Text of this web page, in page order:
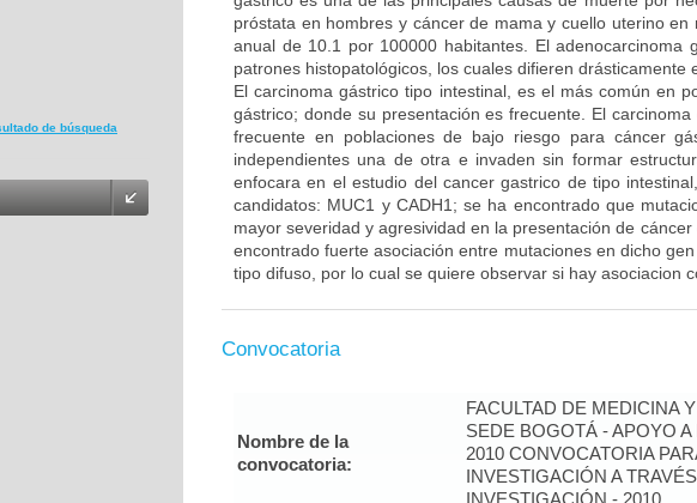
de búsqueda
próstata en hombres y cáncer de mama y cuello uterino
anual de 10.1 por 100000 habitantes. El adenocarcinoma
patrones histopatológicos, los cuales difieren drásticamente
El carcinoma gástrico tipo intestinal, es el más común en
gástrico; donde su presentación es frecuente. El
frecuente en poblaciones de bajo riesgo para cáncer
independientes una de otra e invaden sin formar
enfocara en el estudio del cancer gastrico de tipo
candidatos: MUC1 y CADH1; se ha encontrado que
mayor severidad y agresividad en la presentación de
encontrado fuerte asociación entre mutaciones en dicho
tipo difuso, por lo cual se quiere observar si hay asociacion
Convocatoria
Nombre de la
convocatoria:
FACULTAD DE MEDICINA
SEDE BOGOTÁ - APOYO
2010 CONVOCATORIA
INVESTIGACIÓN A
INVESTIGACIÓN - 2010